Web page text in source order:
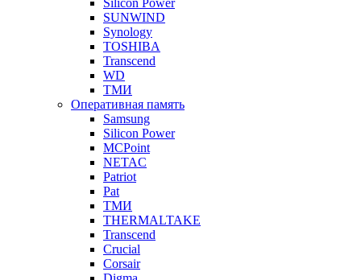
Silicon Power
SUNWIND
Synology
TOSHIBA
Transcend
WD
ТМИ
Оперативная память
Samsung
Silicon Power
MCPoint
NETAC
Patriot
Pat
ТМИ
THERMALTAKE
Transcend
Crucial
Corsair